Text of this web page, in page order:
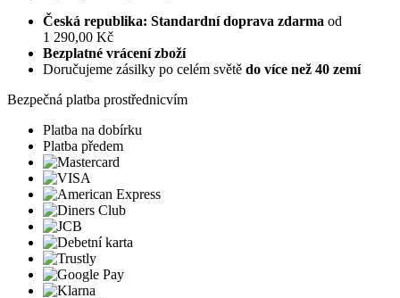
Česká republika: Standardní doprava zdarma od
1 290,00 Kč
Bezplatné vrácení zboží
Doručujeme zásilky po celém světě do více než 40 zemí
Bezpečná platba prostřednicvím
Platba na dobírku
Platba předem